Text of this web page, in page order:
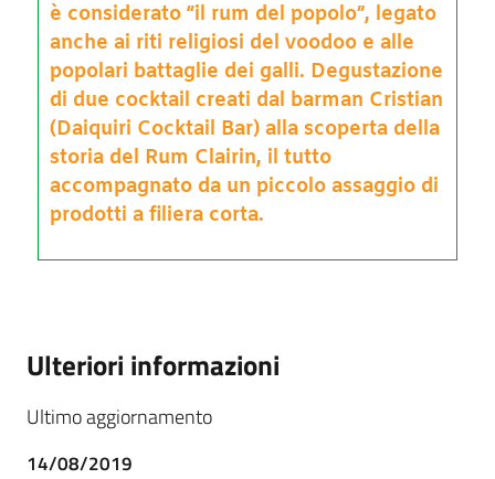
è considerato “il rum del popolo”, legato
anche ai riti religiosi del voodoo e alle
popolari battaglie dei galli. Degustazione
di due cocktail creati dal barman Cristian
(Daiquiri Cocktail Bar) alla scoperta della
storia del Rum Clairin, il tutto
accompagnato da un piccolo assaggio di
prodotti a filiera corta.
Ulteriori informazioni
Ultimo aggiornamento
14/08/2019